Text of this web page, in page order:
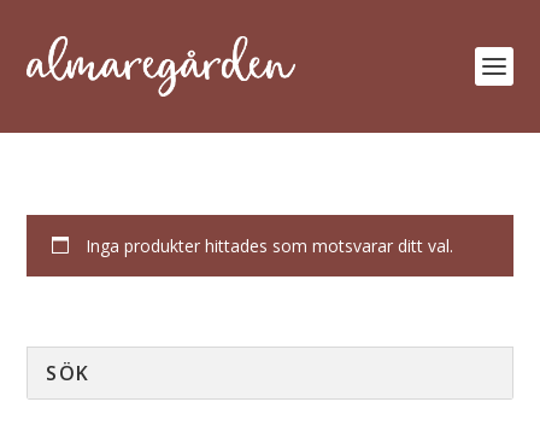
Inga produkter hittades som motsvarar ditt val.